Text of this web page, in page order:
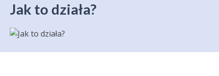
Jak to działa?